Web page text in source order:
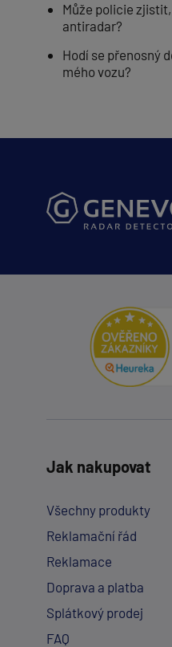
Může policie
antiradar?
Hodí se přenosný
mého vozu?
Jak nakupovat
Všechny produkty
Reklamační řád
Reklamace
Doprava a platba
Splátkový prodej
FAQ